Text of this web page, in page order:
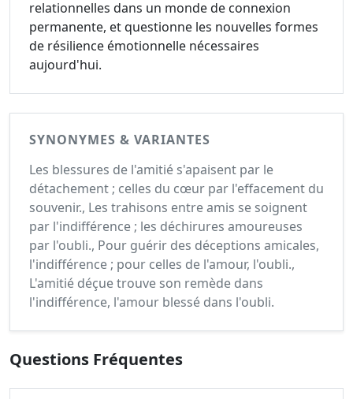
relationnelles dans un monde de connexion
permanente, et questionne les nouvelles formes
de résilience émotionnelle nécessaires
aujourd'hui.
SYNONYMES & VARIANTES
Les blessures de l'amitié s'apaisent par le
détachement ; celles du cœur par l'effacement du
souvenir., Les trahisons entre amis se soignent
par l'indifférence ; les déchirures amoureuses
par l'oubli., Pour guérir des déceptions amicales,
l'indifférence ; pour celles de l'amour, l'oubli.,
L'amitié déçue trouve son remède dans
l'indifférence, l'amour blessé dans l'oubli.
Questions Fréquentes